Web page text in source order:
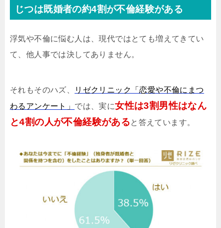
じつは既婚者の約4割が不倫経験がある
浮気や不倫に悩む人は、現代ではとても増えてきてい
て、他人事では決してありません。
それもそのハズ、
リゼクリニック「恋愛や不倫にまつ
わるアンケート」 では、実に女性は3割男性はなん
と4割の人が不倫経験があると答えています。